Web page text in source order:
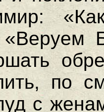
«Веруем
по
с